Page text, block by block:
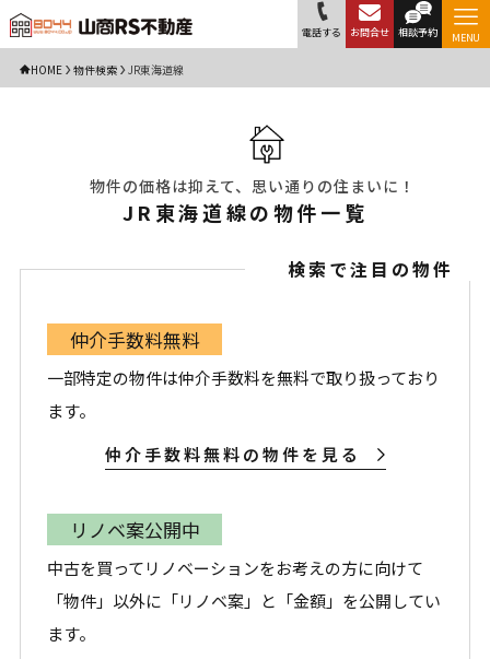
電話する お問合せ 相談予約 MENU
HOME 物件検索 JR東海道線
物件の価格は抑えて、思い通りの住まいに！
JR東海道線の物件一覧
検索で注目の物件
仲介手数料無料
一部特定の物件は仲介手数料を無料で取り扱っており
ます。
仲介手数料無料の物件を見る
リノベ案公開中
中古を買ってリノベーションをお考えの方に向けて
「物件」以外に「リノベ案」と「金額」を公開してい
ます。